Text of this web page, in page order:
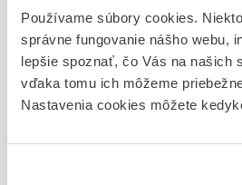
Používame súbory cookies.
správne fungovanie nášho webu,
lepšie spoznať, čo Vás na našich
vďaka tomu ich môžeme
Nastavenia cookies môžete
Typ registračnej procedúry
Národná
Držiteľ, krajina
Viatris Healthcare Limited, Írsko
68 - ANTIPSYCHOTICA